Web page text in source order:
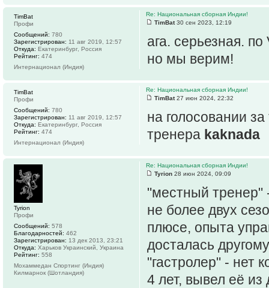
Re: Национальная сборная Индии!
TimBat30 сен 2023, 12:19
ага. серьезная.
но мы верим!
TimBat
Профи
Сообщений: 780
Зарегистрирован: 11 авг 2019, 12:57
Откуда: Екатеринбург, Россия
Рейтинг: 474
Интернационал (Индия)
Re: Национальная сборная Индии!
TimBat27 июн 2024, 22:32
на голосовании
тренера kaknada
TimBat
Профи
Сообщений: 780
Зарегистрирован: 11 авг 2019, 12:57
Откуда: Екатеринбург, Россия
Рейтинг: 474
Интернационал (Индия)
Re: Национальная сборная Индии!
Tyrion 28 июн 2024, 09:09
"местный тренер"
не более двух
плюсе, опыта
досталась
"гастролер" - нет
4 лет, вывел её
Tyrion
Профи
Сообщений: 578
Благодарностей: 462
Зарегистрирован: 13 дек 2013, 23:21
Откуда: Харьков Украинский, Украина
Рейтинг: 558
Мохаммедан Спортинг (Индия)
Килмарнок (Шотландия)